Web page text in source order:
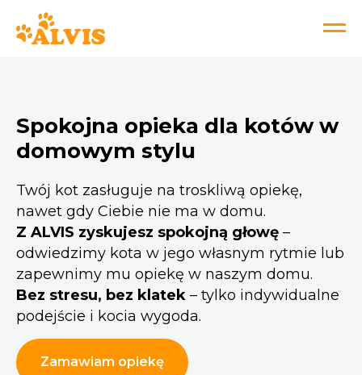
Spokojna opieka dla kotów w
domowym stylu
Twój kot zasługuje na troskliwą opiekę,
nawet gdy Ciebie nie ma w domu.
Z ALVIS zyskujesz spokojną głowę –
odwiedzimy kota w jego własnym rytmie lub
zapewnimy mu opiekę w naszym domu.
Bez stresu, bez klatek – tylko indywidualne
podejście i kocia wygoda.
Zamawiam opiekę